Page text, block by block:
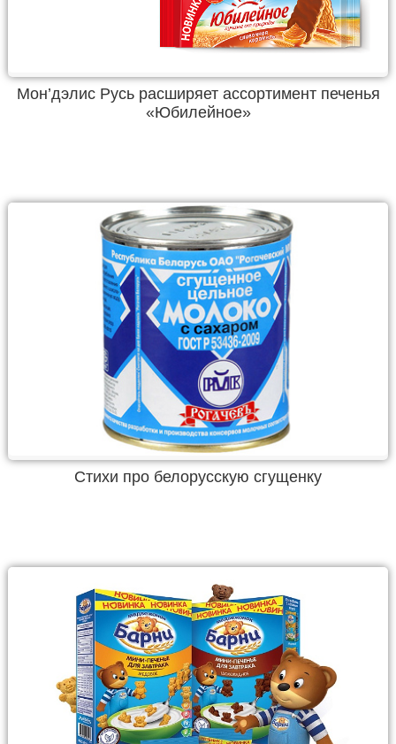
Мон’дэлис Русь расширяет ассортимент печенья
«Юбилейное»
Стихи про белорусскую сгущенку